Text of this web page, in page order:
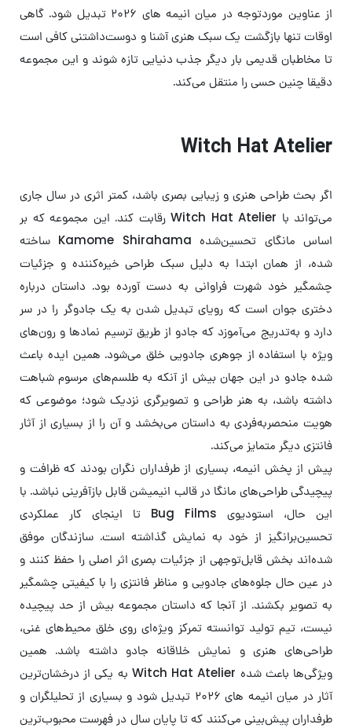
از عناوین موردتوجه در میان انیمه های ۲۰۲۶ تبدیل شود. گاهی
اوقات تنها بازگشت یک سبک هنری آشنا و دوست‌داشتنی کافی است
تا مخاطبان قدیمی بار دیگر جذب دنیایی تازه شوند و این مجموعه
دقیقا چنین حسی را منتقل می‌کند.
Witch Hat Atelier
اگر بحث طراحی هنری و زیبایی بصری باشد، کمتر اثری در سال جاری
می‌تواند با Witch Hat Atelier رقابت کند. این مجموعه که بر
اساس مانگای تحسین‌شده Kamome Shirahama ساخته
شده، از همان ابتدا به دلیل سبک طراحی خیره‌کننده و جزئیات
چشمگیر خود شهرت فراوانی به دست آورده بود. داستان درباره
دختری جوان است که رویای تبدیل شدن به یک جادوگر را در سر
دارد و به‌تدریج می‌آموزد که جادو از طریق ترسیم نمادها و رون‌های
ویژه با استفاده از جوهری جادویی خلق می‌شود. همین ایده باعث
شده جادو در این جهان بیش از آنکه به طلسم‌های مرسوم شباهت
داشته باشد، به هنر طراحی و تصویرگری نزدیک شود؛ موضوعی که
هویت منحصربه‌فردی به داستان می‌بخشد و آن را از بسیاری از آثار
فانتزی دیگر متمایز می‌کند.
پیش از پخش انیمه، بسیاری از طرفداران نگران بودند که ظرافت و
پیچیدگی طراحی‌های مانگا در قالب انیمیشن قابل بازآفرینی نباشد. با
این حال، استودیوی Bug Films تا اینجای کار عملکردی
تحسین‌برانگیز از خود به نمایش گذاشته است. سازندگان موفق
شده‌اند بخش قابل‌توجهی از جزئیات بصری اثر اصلی را حفظ کنند و
در عین حال جلوه‌های جادویی و مناظر فانتزی را با کیفیتی چشمگیر
به تصویر بکشند. از آنجا که داستان مجموعه بیش از حد پیچیده
نیست، تیم تولید توانسته تمرکز ویژه‌ای روی خلق محیط‌های غنی،
طراحی‌های هنری و نمایش خلاقانه جادو داشته باشد. همین
ویژگی‌ها باعث شده Witch Hat Atelier به یکی از درخشان‌ترین
آثار در میان انیمه های ۲۰۲۶ تبدیل شود و بسیاری از تحلیلگران و
طرفداران پیش‌بینی می‌کنند که تا پایان سال در فهرست محبوب‌ترین